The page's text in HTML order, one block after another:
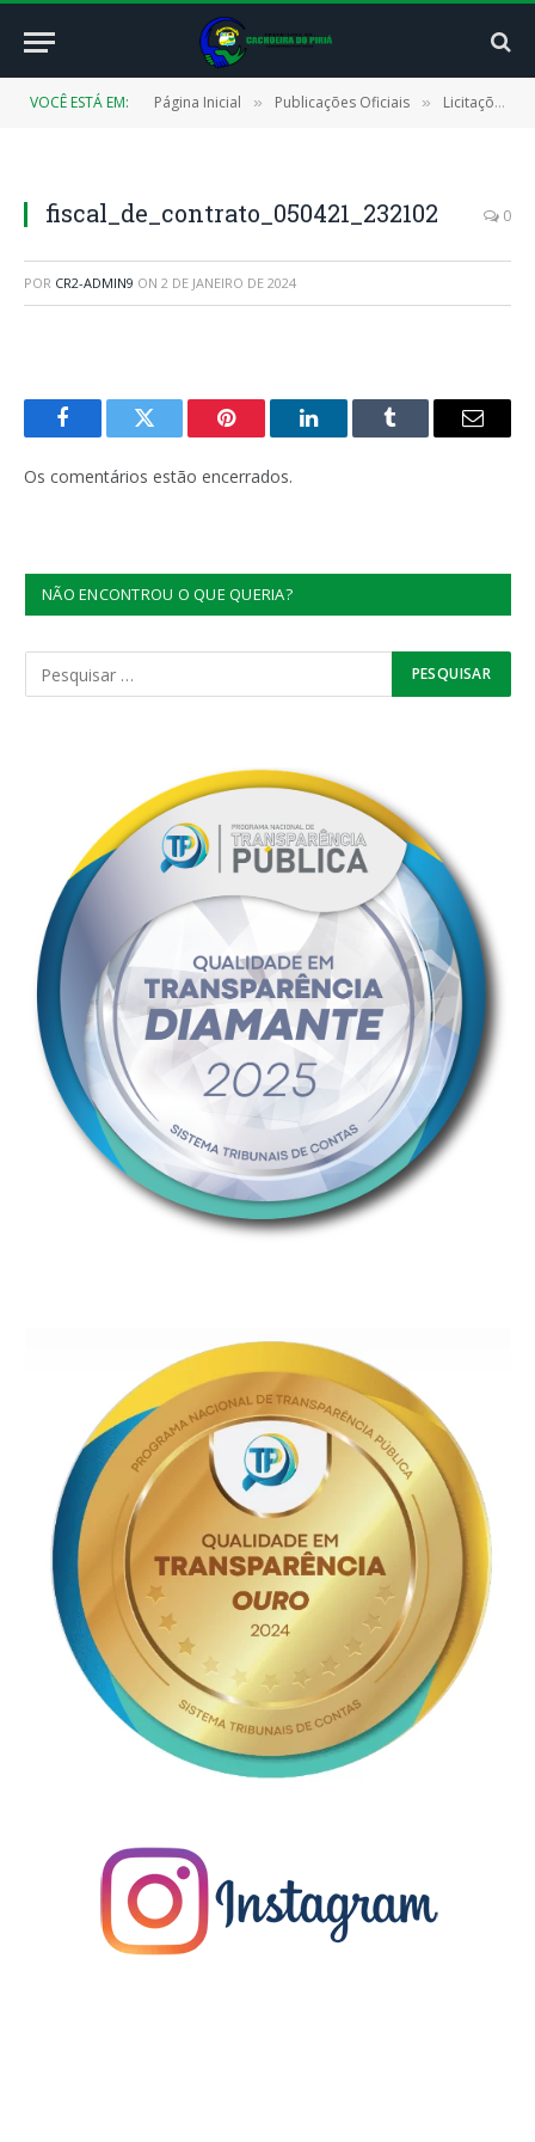
VOCÊ ESTÁ EM: Página Inicial » Publicações Oficiais » Licitações
fiscal_de_contrato_050421_232102 0
POR CR2-ADMIN9 ON 2 DE JANEIRO DE 2024
FacebookTwitter Pinterest LinkedInTumblr
E-
Os comentários estão encerrados.
NÃO ENCONTROU O QUE QUERIA?